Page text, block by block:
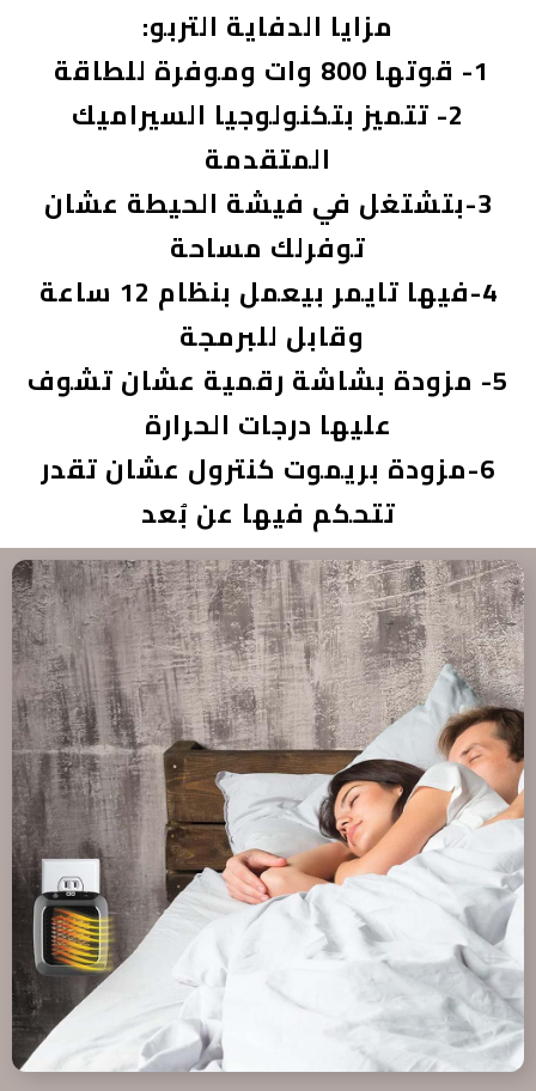
مزايا الدفاية التربو:
1- قوتها 800 وات وموفرة للطاقة
2- تتميز بتكنولوجيا السيراميك
المتقدمة
3-بتشتغل في فيشة الحيطة عشان
توفرلك مساحة
4-فيها تايمر بيعمل بنظام 12 ساعة
وقابل للبرمجة
5- مزودة بشاشة رقمية عشان تشوف
عليها درجات الحرارة
6-مزودة بريموت كنترول عشان تقدر
تتحكم فيها عن بُعد